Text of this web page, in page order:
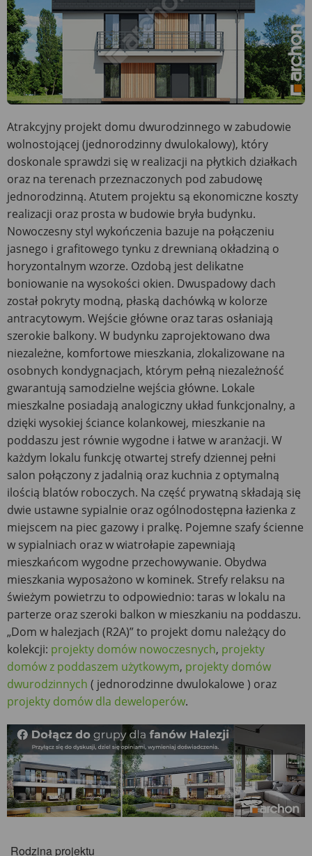
Atrakcyjny projekt domu dwurodzinnego w zabudowie
wolnostojącej (jednorodzinny dwulokalowy), który
doskonale sprawdzi się w realizacji na płytkich działkach
oraz na terenach przeznaczonych pod zabudowę
jednorodzinną. Atutem projektu są ekonomiczne koszty
realizacji oraz prosta w budowie bryła budynku.
Nowoczesny styl wykończenia bazuje na połączeniu
jasnego i grafitowego tynku z drewnianą okładziną o
horyzontalnym wzorze. Ozdobą jest delikatne
boniowanie na wysokości okien. Dwuspadowy dach
został pokryty modną, płaską dachówką w kolorze
antracytowym. Wejście główne oraz taras osłaniają
szerokie balkony. W budynku zaprojektowano dwa
niezależne, komfortowe mieszkania, zlokalizowane na
osobnych kondygnacjach, którym pełną niezależność
gwarantują samodzielne wejścia główne. Lokale
mieszkalne posiadają analogiczny układ funkcjonalny, a
dzięki wysokiej ściance kolankowej, mieszkanie na
poddaszu jest równie wygodne i łatwe w aranżacji. W
każdym lokalu funkcję otwartej strefy dziennej pełni
salon połączony z jadalnią oraz kuchnia z optymalną
ilością blatów roboczych. Na część prywatną składają się
dwie ustawne sypialnie oraz ogólnodostępna łazienka z
miejscem na piec gazowy i pralkę. Pojemne szafy ścienne
w sypialniach oraz w wiatrołapie zapewniają
mieszkańcom wygodne przechowywanie. Obydwa
mieszkania wyposażono w kominek. Strefy relaksu na
świeżym powietrzu to odpowiednio: taras w lokalu na
parterze oraz szeroki balkon w mieszkaniu na poddaszu.
„Dom w halezjach (R2A)” to projekt domu należący do
kolekcji: projekty domów nowoczesnych, projekty
domów z poddaszem użytkowym, projekty domów
dwurodzinnych ( jednorodzinne dwulokalowe ) oraz
projekty domów dla deweloperów.
Rodzina projektu